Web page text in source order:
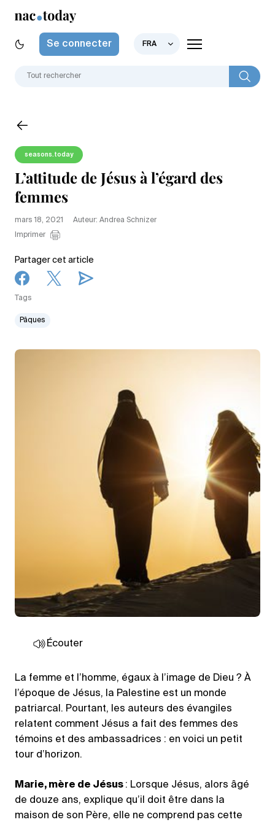
Se connecter FRA
seasons.today
L’attitude de Jésus à l’égard des
femmes
mars 18, 2021
Auteur: Andrea Schnizer
Imprimer
Partager cet article
Tags
Pâques
Écouter
La femme et l’homme, égaux à l’image de Dieu ? À
l’époque de Jésus, la Palestine est un monde
patriarcal. Pourtant, les auteurs des évangiles
relatent comment Jésus a fait des femmes des
témoins et des ambassadrices : en voici un petit
tour d’horizon.
Marie, mère de Jésus : Lorsque Jésus, alors âgé
de douze ans, explique qu’il doit être dans la
maison de son Père, elle ne comprend pas cette